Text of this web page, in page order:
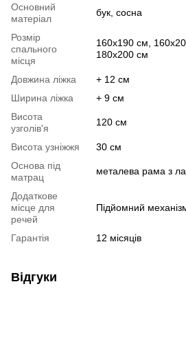
Основний
матеріал
бук, сосна
Розмір
спального
місця
160х190 см,
180х200 см
Довжина ліжка
+ 12 см
Ширина ліжка
+ 9 см
Висота
узголів'я
120 см
Висота узніжжя
30 см
Основа під
матрац
металева рама з
Додаткове
місце для
речей
Підйомний
Гарантія 12 місяців
Відгуки